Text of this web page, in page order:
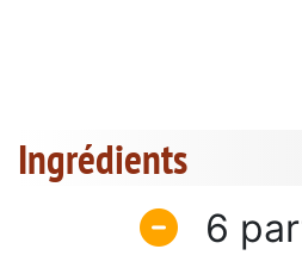
Ingrédients
6